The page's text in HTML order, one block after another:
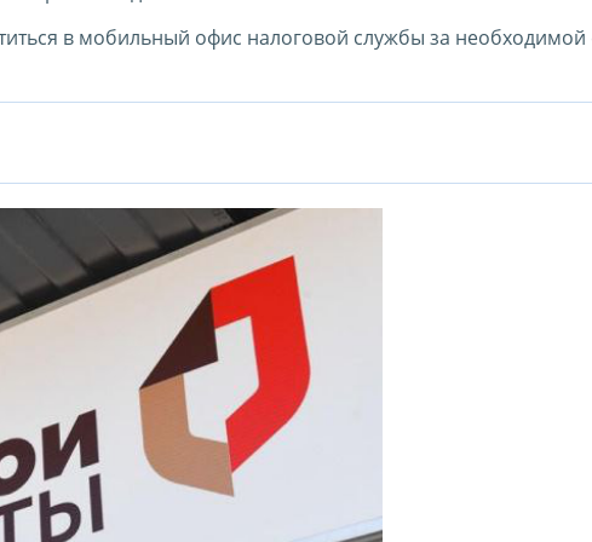
в мобильный офис налоговой службы за необходимой